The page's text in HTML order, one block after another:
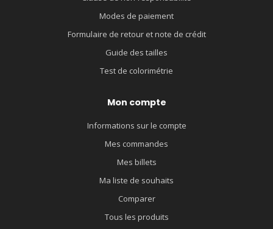
Modes de paiement
Formulaire de retour et note de crédit
Guide des tailles
Test de colorimétrie
Mon compte
Informations sur le compte
Mes commandes
Mes billets
Ma liste de souhaits
Comparer
Tous les produits